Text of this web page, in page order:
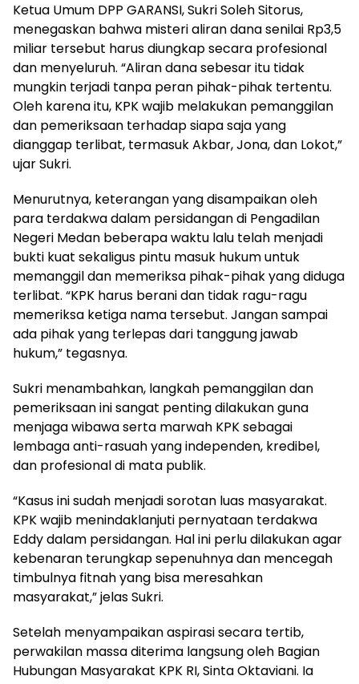
Ketua Umum DPP GARANSI, Sukri Soleh Sitorus,
menegaskan bahwa misteri aliran dana senilai Rp3,5
miliar tersebut harus diungkap secara profesional
dan menyeluruh. “Aliran dana sebesar itu tidak
mungkin terjadi tanpa peran pihak-pihak tertentu.
Oleh karena itu, KPK wajib melakukan pemanggilan
dan pemeriksaan terhadap siapa saja yang
dianggap terlibat, termasuk Akbar, Jona, dan Lokot,”
ujar Sukri.
Menurutnya, keterangan yang disampaikan oleh
para terdakwa dalam persidangan di Pengadilan
Negeri Medan beberapa waktu lalu telah menjadi
bukti kuat sekaligus pintu masuk hukum untuk
memanggil dan memeriksa pihak-pihak yang diduga
terlibat. “KPK harus berani dan tidak ragu-ragu
memeriksa ketiga nama tersebut. Jangan sampai
ada pihak yang terlepas dari tanggung jawab
hukum,” tegasnya.
Sukri menambahkan, langkah pemanggilan dan
pemeriksaan ini sangat penting dilakukan guna
menjaga wibawa serta marwah KPK sebagai
lembaga anti-rasuah yang independen, kredibel,
dan profesional di mata publik.
“Kasus ini sudah menjadi sorotan luas masyarakat.
KPK wajib menindaklanjuti pernyataan terdakwa
Eddy dalam persidangan. Hal ini perlu dilakukan agar
kebenaran terungkap sepenuhnya dan mencegah
timbulnya fitnah yang bisa meresahkan
masyarakat,” jelas Sukri.
Setelah menyampaikan aspirasi secara tertib,
perwakilan massa diterima langsung oleh Bagian
Hubungan Masyarakat KPK RI, Sinta Oktaviani. Ia